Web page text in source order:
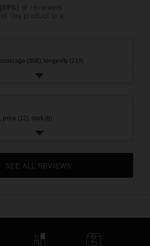
coverage (308), longevity (219)
price (12), dark (6)
CLICK TO GO TO ALL REVIEWS